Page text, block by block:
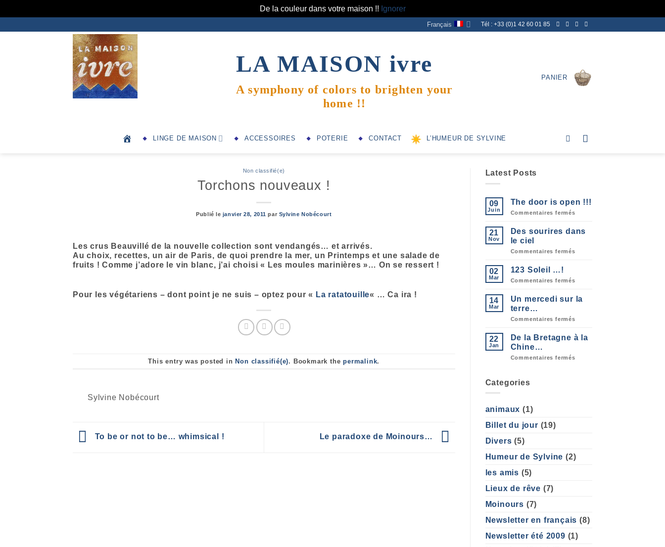
De la couleur dans votre maison !! Ignorer
Français Tél : +33 (0)1 42 60 01 85
LA MAISON ivre
A symphony of colors to brighten your
home !!
PANIER
LINGE DE MAISON ACCESSOIRES POTERIE CONTACT L’HUMEUR DE SYLVINE
Non classifié(e)
Torchons nouveaux !
Publié le janvier 28, 2011 par Sylvine Nobécourt
Les crus Beauvillé de la nouvelle collection sont vendangés… et arrivés.
Au choix, recettes, un air de Paris, de quoi prendre la mer, un Printemps et une salade de
fruits ! Comme j’adore le vin blanc, j’ai choisi « Les moules marinières »… On se ressert !
Pour les végétariens – dont point je ne suis – optez pour « La ratatouille« … Ca ira !
This entry was posted inNon classifié(e). Bookmark thepermalink.
Sylvine Nobécourt
To be or not to be… whimsical ! Le paradoxe de Moinours…
Latest Posts
09
Juin
The door is open !!!
Commentaires ferméssur
is
21
Nov
Des sourires dans
le ciel
Commentaires ferméssur
ciel
02
Mar
123 Soleil …!
Commentaires ferméssur
…!
14
Mar
Un mercedi sur la
terre…
Commentaires ferméssur
sur
22
Jan
De la Bretagne à la
Chine…
Commentaires ferméssur
Categories
animaux (1)
Billet du jour (19)
Divers (5)
Humeur de Sylvine (2)
les amis (5)
Lieux de rêve (7)
Moinours (7)
Newsletter en français (8)
Newsletter été 2009 (1)